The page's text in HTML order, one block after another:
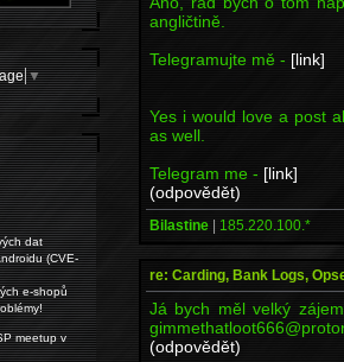
angličtině.
Telegramujte mě - [link]
Yes i would love a post
as well.
Telegram me - [link]
(odpovědět)
Bilastine | 185.220.100.*
re: Carding, Bank Logs,
Já bych měl velký
(odpovědět)
▼
dat
(CVE-
e-shopů
meetup v